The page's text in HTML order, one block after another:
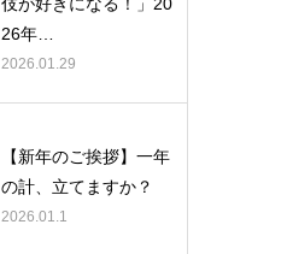
26年…
2026.01.29
【新年のご挨拶】一年
の計、立てますか？
2026.01.1